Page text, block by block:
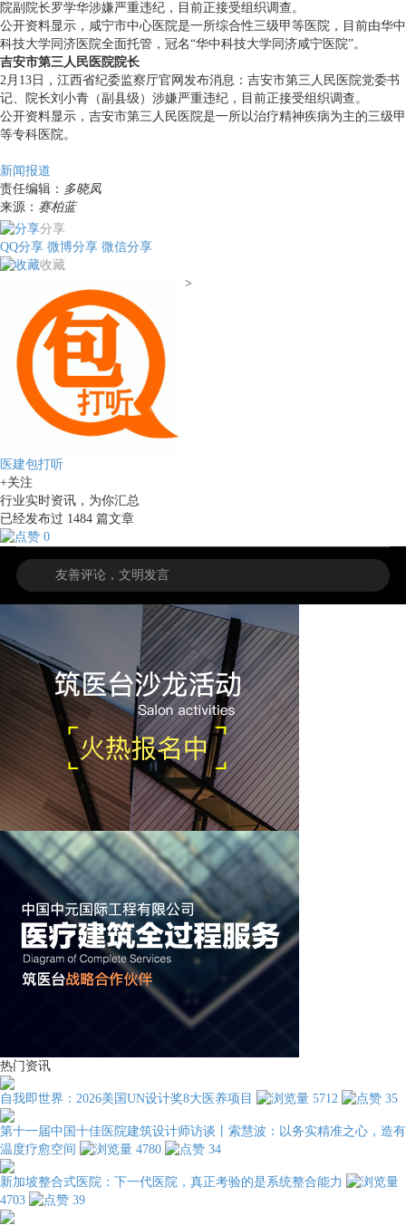
院副院长罗学华涉嫌严重违纪，目前正接受组织调查。
公开资料显示，咸宁市中心医院是一所综合性三级甲等医院，目前由华中
科技大学同济医院全面托管，冠名“华中科技大学同济咸宁医院”。
吉安市第三人民医院院长
2月13日，江西省纪委监察厅官网发布消息：吉安市第三人民医院党委书
记、院长刘小青（副县级）涉嫌严重违纪，目前正接受组织调查。
公开资料显示，吉安市第三人民医院是一所以治疗精神疾病为主的三级甲
等专科医院。
新闻报道
责任编辑： 多晓凤
来源： 赛柏蓝
分享
QQ分享 微博分享 微信分享
收藏
>
医建包打听
+关注
行业实时资讯，为你汇总
已经发布过 1484 篇文章
0
热门资讯
自我即世界：2026美国UN设计奖8大医养项目 5712 35
第十一届中国十佳医院建筑设计师访谈丨索慧波：以务实精准之心，造有
温度疗愈空间
4780 34
新加坡整合式医院：下一代医院，真正考验的是系统整合能力
4703
39